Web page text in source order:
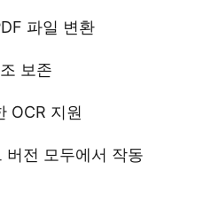
파일 변환
보존
OCR 지원
버전 모두에서 작동